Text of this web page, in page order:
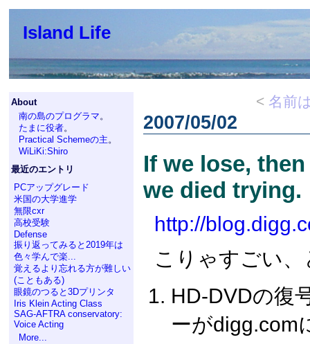
Island Life
About
南の島のプログラマ。
たまに役者。
Practical Schemeの主。
WiLiKi:Shiro
最近のエントリ
PCアップグレード
米国の大学進学
無限cxr
高校受験
Defense
振り返ってみると2019年は
色々学んで楽...
覚えるより忘れる方が難しい
(こともある)
眼鏡のつると3Dプリンタ
Iris Klein Acting Class
SAG-AFTRA conservatory:
Voice Acting
More...
< 名前
2007/05/02
If we lose,
we died trying.
http://
こりゃすごい
HD-DVDの復
ーがdigg.com